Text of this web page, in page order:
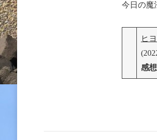
今日の魔
ヒ
感